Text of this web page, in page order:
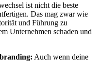
ist nicht die beste
Das mag zwar wie
und Führung zu
Unternehmen schaden und
Auch wenn deine